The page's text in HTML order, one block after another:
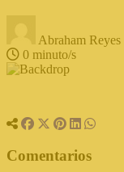
Abraham Reyes
0 minuto/s
Comentarios